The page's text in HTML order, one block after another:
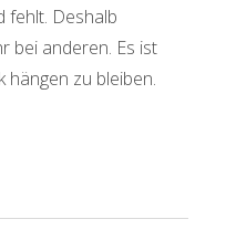
fehlt. Deshalb
bei anderen. Es ist
hängen zu bleiben.